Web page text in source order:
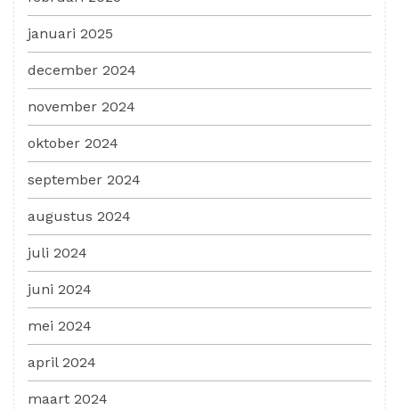
januari 2025
december 2024
november 2024
oktober 2024
september 2024
augustus 2024
juli 2024
juni 2024
mei 2024
april 2024
maart 2024